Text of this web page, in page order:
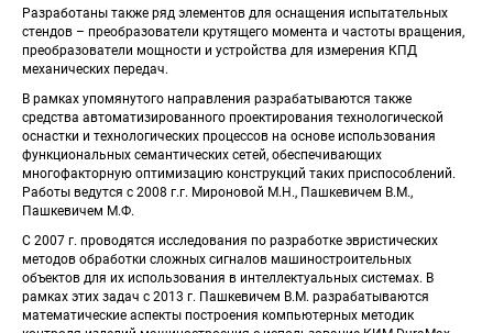
Разработаны также ряд элементов для оснащения испытательных
стендов – преобразователи крутящего момента и частоты вращения,
преобразователи мощности и устройства для измерения КПД
механических передач.
В рамках упомянутого направления разрабатываются также
средства автоматизированного проектирования технологической
оснастки и технологических процессов на основе использования
функциональных семантических сетей, обеспечивающих
многофакторную оптимизацию конструкций таких приспособлений.
Работы ведутся с 2008 г.г. Мироновой М.Н., Пашкевичем В.М.,
Пашкевичем М.Ф.
С 2007 г. проводятся исследования по разработке эвристических
методов обработки сложных сигналов машиностроительных
объектов для их использования в интеллектуальных системах. В
рамках этих задач с 2013 г. Пашкевичем В.М. разрабатываются
математические аспекты построения компьютерных методик